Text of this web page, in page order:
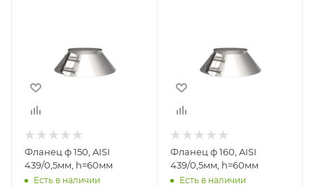
Высота, мм
60
Материал
Нержавеющая
сталь
Диаметр дымохода,
Фланец ф 150, AISI
439/0,5мм, h=60мм
Есть в наличии
Высота, мм
60
Материал
Нержавеющая
сталь
Диаметр дымохода,
Фланец ф 160, AISI
439/0,5мм, h=60мм
Есть в наличии